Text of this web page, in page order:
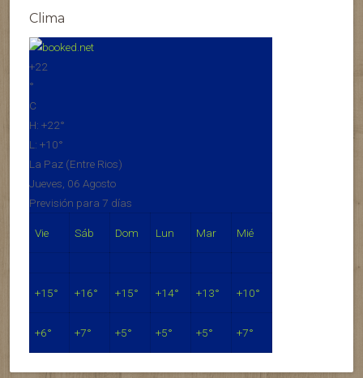
Clima
+22
°
C
H: +22°
L: +10°
La Paz (Entre Rios)
Jueves, 06 Agosto
Previsión para 7 días
Vie Sáb Dom Lun Mar Mié
+15° +16° +15° +14° +13° +10°
+6° +7° +5° +5° +5° +7°